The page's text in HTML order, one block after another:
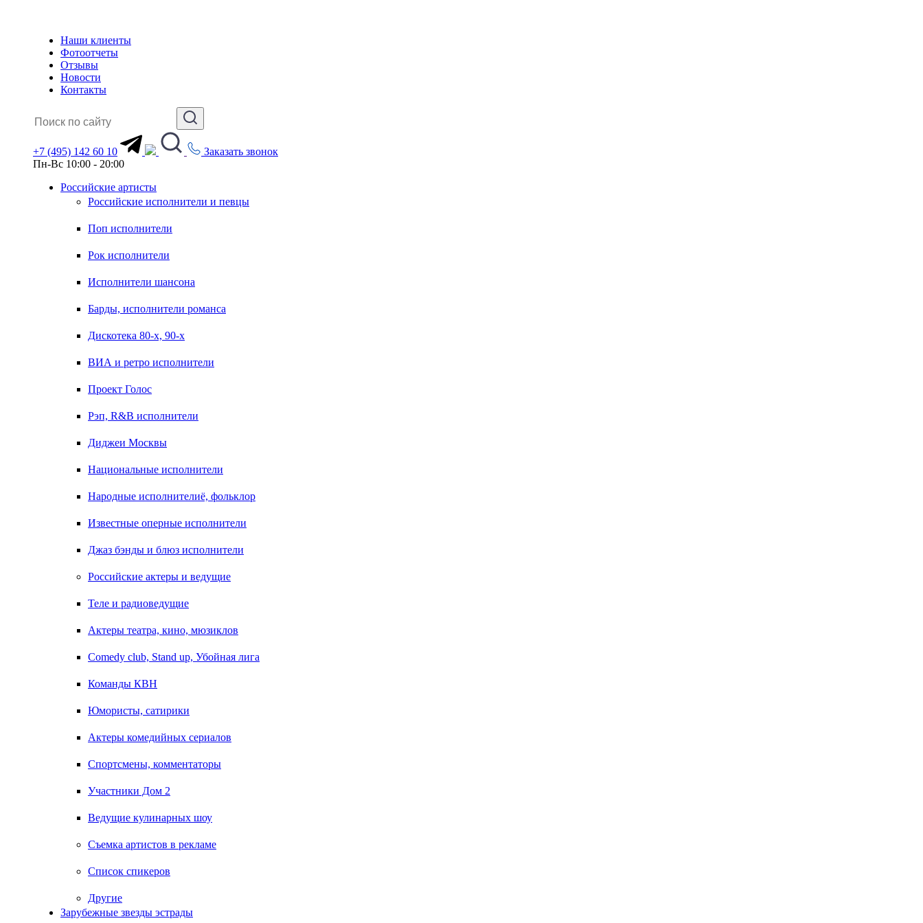
Наши клиенты
Фотоотчеты
Отзывы
Новости
Контакты
+7 (495) 142 60 10
Заказать звонок
Пн-Вс 10:00 - 20:00
Российские артисты
Российские исполнители и певцы
Поп исполнители
Рок исполнители
Исполнители шансона
Барды, исполнители романса
Дискотека 80-х, 90-х
ВИА и ретро исполнители
Проект Голос
Рэп, R&B исполнители
Диджеи Москвы
Национальные исполнители
Народные исполнителиё, фольклор
Известные оперные исполнители
Джаз бэнды и блюз исполнители
Российские актеры и ведущие
Теле и радиоведущие
Актеры театра, кино, мюзиклов
Comedy club, Stand up, Убойная лига
Команды КВН
Юмористы, сатирики
Актеры комедийных сериалов
Спортсмены, комментаторы
Участники Дом 2
Ведущие кулинарных шоу
Съемка артистов в рекламе
Список спикеров
Другие
Зарубежные звезды эстрады